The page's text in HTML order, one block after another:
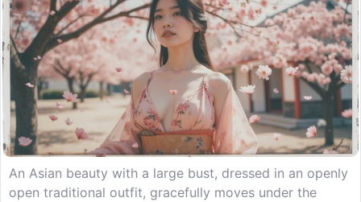
An Asian beauty with a large bust, dressed in an openly
open traditional outfit, gracefully moves under the